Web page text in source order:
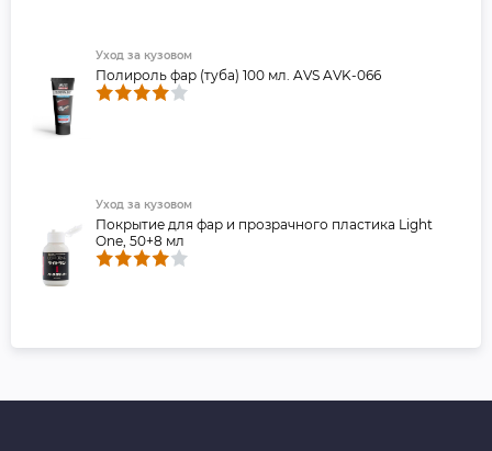
Уход за кузовом
Полироль фар (туба) 100 мл. AVS AVK-066
Уход за кузовом
Покрытие для фар и прозрачного пластика Light
One, 50+8 мл